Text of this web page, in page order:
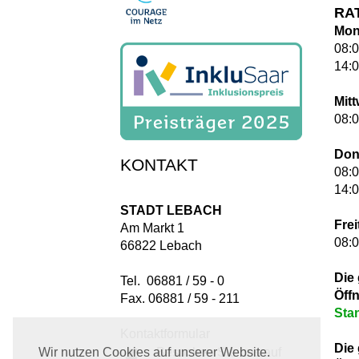
Wir nutzen Cookies auf unserer Website.
KONTAKT
STADT LEBACH
Am Markt 1
66822 Lebach
Tel. 06881 / 59 - 0
Fax. 06881 / 59 - 211
Besuchen Sie uns auf